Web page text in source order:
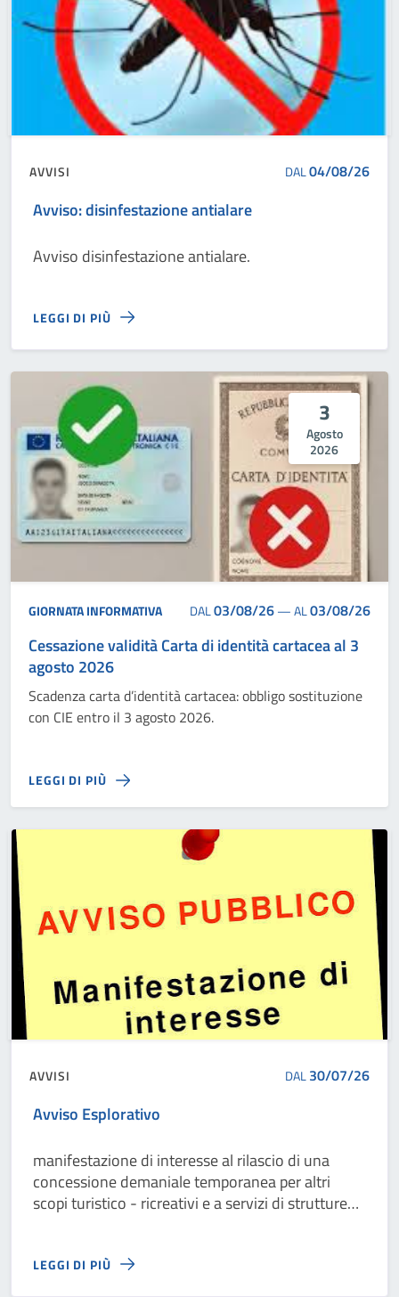
AVVISI DAL04/08/26
Avviso: disinfestazione antialare
Avviso disinfestazione antialare.
LEGGI DI PIÙ
3
Agosto
2026
GIORNATA INFORMATIVA DAL03/08/26—AL03/08/26
Cessazione validità Carta di identità cartacea al 3
agosto 2026
Scadenza carta d’identità cartacea: obbligo sostituzione
con CIE entro il 3 agosto 2026.
LEGGI DI PIÙ
AVVISI DAL30/07/26
Avviso Esplorativo
manifestazione di interesse al rilascio di una
concessione demaniale temporanea per altri
scopi turistico - ricreativi e a servizi di strutture
Bevagna
LEGGI DI PIÙ